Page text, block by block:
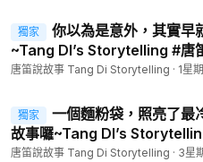
故事就說到這裡了，如果有什麼
了點讚、訂閱加分享
https://
5Krs3nVPaAV1dj1c
獨家
你以為是意外，其實早
~Tang DI’s Storytelling #唐
Storytelling ,#生活, #教育视频 , #傳統 ,#文化 #希
唐笛說故事 Tang Di Storytelling · 1星
獨家
一個麵粉袋，照亮了最
故事囉~Tang DI’s Storytelling #唐笛說故事 ,
DI’s Storytelling ,#生活, #教
唐笛說故事 Tang Di Storytelling · 3星